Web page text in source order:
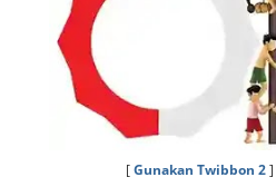
[Gunakan Twibbon 2]